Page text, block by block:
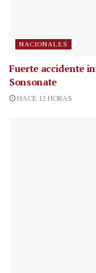
NACIONALES
Fuerte accidente
Sonsonate
HACE 12 HORAS